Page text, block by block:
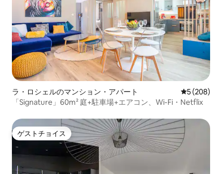
ラ・ロシェルのマンション・アパート レビュー
5 (208)
「Signature」60m² 庭+駐車場+エアコン、Wi-Fi・Netflix
ゲストチョイス
ゲストチョイス